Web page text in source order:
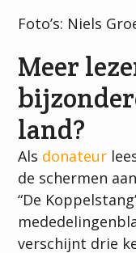
Foto’s: Niels
Meer
land?
Als donateur
de schermen
“De
verschijnt drie